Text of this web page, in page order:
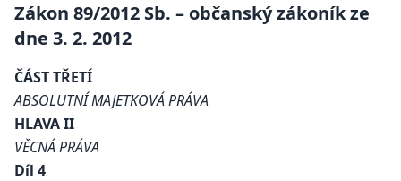
Zákon 89/2012 Sb. – občanský zákoník ze
dne 3. 2. 2012
ČÁST TŘETÍ
ABSOLUTNÍ MAJETKOVÁ PRÁVA
HLAVA II
VĚCNÁ PRÁVA
Díl 4